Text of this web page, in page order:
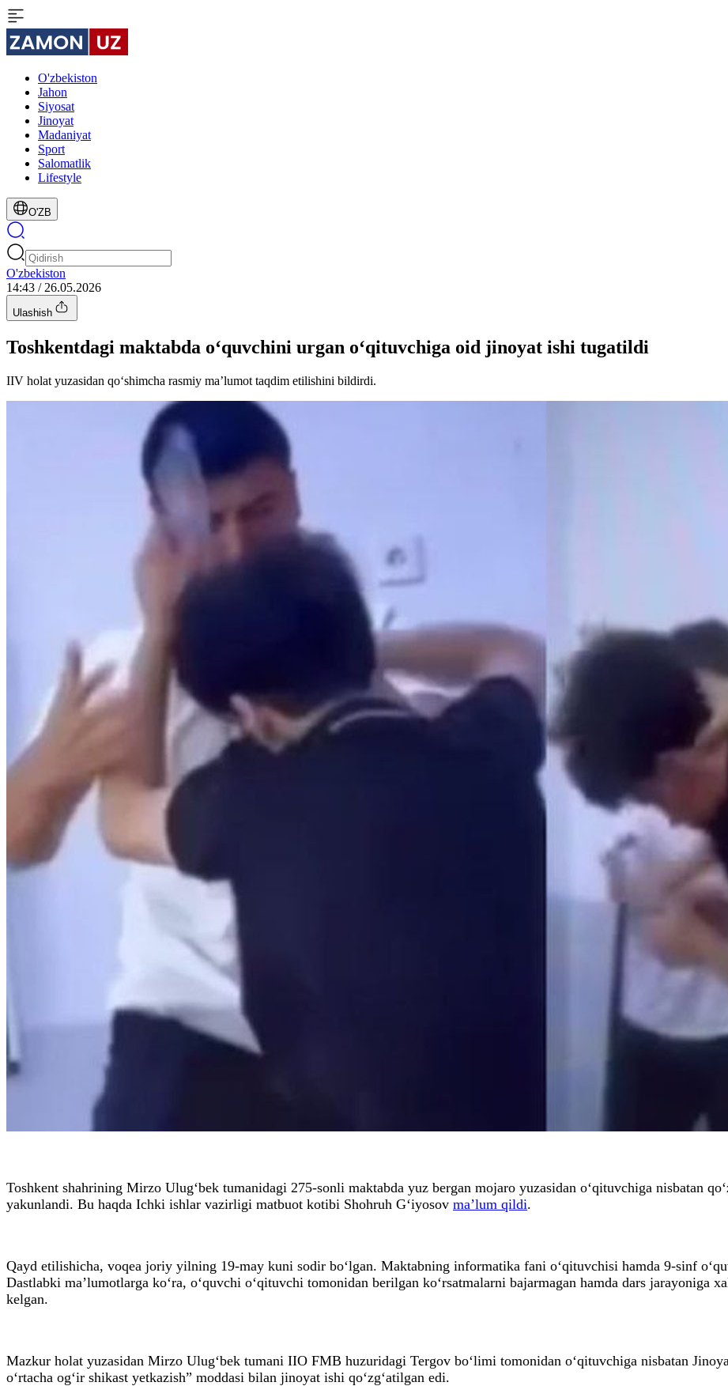
O'zbekiston
Jahon
Siyosat
Jinoyat
Madaniyat
Sport
Salomatlik
Lifestyle
O'ZB
O'zbekiston
14:43 / 26.05.2026
Ulashish
Toshkentdagi maktabda o‘quvchini urgan o‘qituvchiga oid jinoyat ishi tugatildi
IIV holat yuzasidan qo‘shimcha rasmiy ma’lumot taqdim etilishini bildirdi.
Toshkent shahrining Mirzo Ulug‘bek tumanidagi 275-sonli maktabda yuz bergan mojaro yuzasidan o‘qituvchiga nisbatan
yakunlandi. Bu haqda Ichki ishlar vazirligi matbuot kotibi Shohruh G‘iyosov ma’lum qildi.
Qayd etilishicha, voqea joriy yilning 19-may kuni sodir bo‘lgan. Maktabning informatika fani o‘qituvchisi hamda 9-sinf
Dastlabki ma’lumotlarga ko‘ra, o‘quvchi o‘qituvchi tomonidan berilgan ko‘rsatmalarni bajarmagan hamda dars jarayoniga
kelgan.
Mazkur holat yuzasidan Mirzo Ulug‘bek tumani IIO FMB huzuridagi Tergov bo‘limi tomonidan o‘qituvchiga nisbatan
o‘rtacha og‘ir shikast yetkazish” moddasi bilan jinoyat ishi qo‘zg‘atilgan edi.